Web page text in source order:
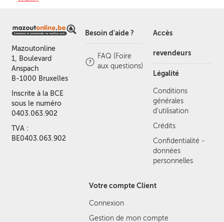
Mazoutonline
1, Boulevard
Anspach
B-1000 Bruxelles
Inscrite à la BCE
sous le numéro
0403.063.902
TVA :
BE0403.063.902
Besoin d'aide ?
FAQ (Foire
aux questions)
Accès
revendeurs
Légalité
Conditions
générales
d'utilisation
Crédits
Confidentialité -
données
personnelles
Votre compte Client
Connexion
Gestion de mon compte